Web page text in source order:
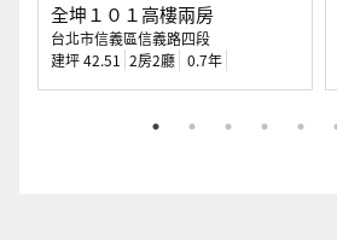
全坤１０１高樓兩房
台北市信義區信義路四段
建坪 42.51 2房2廳 0.7年